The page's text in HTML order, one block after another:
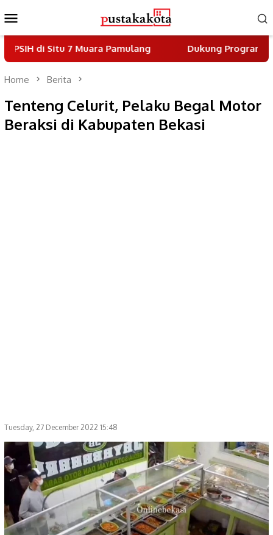
to
contentMenu
Situ 7 Muara Pamulang Dukung Program Indonesia
Home Berita
Tenteng Celurit, Pelaku Begal Motor
Beraksi di Kabupaten Bekasi
Tuesday, 27 December 2022 15:48